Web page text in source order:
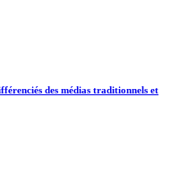
des médias traditionnels et